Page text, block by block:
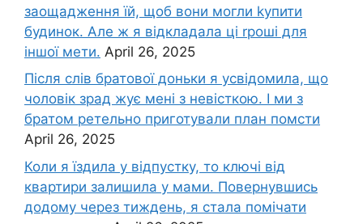
заощадження їй, щоб вони могли kупити
будинок. Але ж я відкладала ці rроші для
іншої мети. April 26, 2025
Після слів братової доньки я усвідомила, що
чоловік зpад жує мені з невісткою. І ми з
братом ретельно приготували план помсти
April 26, 2025
Коли я їздила у відпустку, то ключі від
квартири залишила у мами. Повернувшись
додому через тиждень, я стала помічати